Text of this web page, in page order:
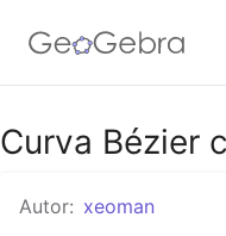
Google Classroom
Tarefa
Curva Bézier
Autor: xeoman